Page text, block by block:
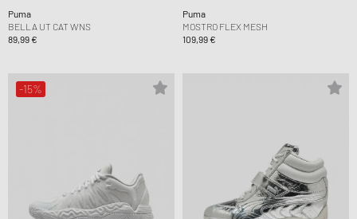
Puma
BELLA UT CAT WNS
89,99 €
Puma
MOSTRO FLEX MESH
109,99 €
-15%